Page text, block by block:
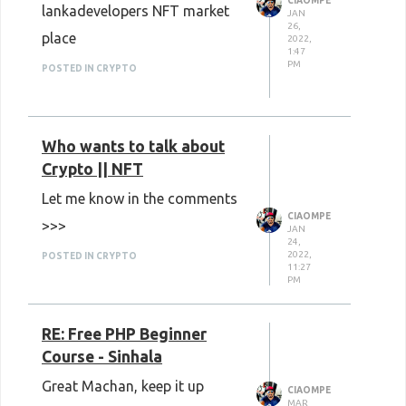
lankadevelopers NFT market
place
POSTED IN CRYPTO
JAN
26,
2022,
1:47
PM
Who wants to talk about
Crypto || NFT
Let me know in the comments
>>>
POSTED IN CRYPTO
CIAOMPE
JAN
24,
2022,
11:27
PM
RE: Free PHP Beginner
Course - Sinhala
Great Machan, keep it up
CIAOMPE
MAR